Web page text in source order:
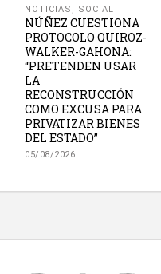
NOTICIAS , SOCIAL
NÚÑEZ CUESTIONA
PROTOCOLO QUIROZ-
WALKER-GAHONA:
“PRETENDEN USAR
LA
RECONSTRUCCIÓN
COMO EXCUSA PARA
PRIVATIZAR BIENES
DEL ESTADO”
05/08/2026